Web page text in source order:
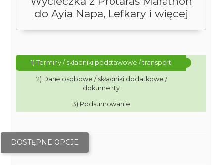
do Ayia Napa, Lefkary i więcej
1) Terminy / składniki podstawowe / transport
2) Dane osobowe / składniki dodatkowe /
dokumenty
3) Podsumowanie
DOSTĘPNE OPCJE